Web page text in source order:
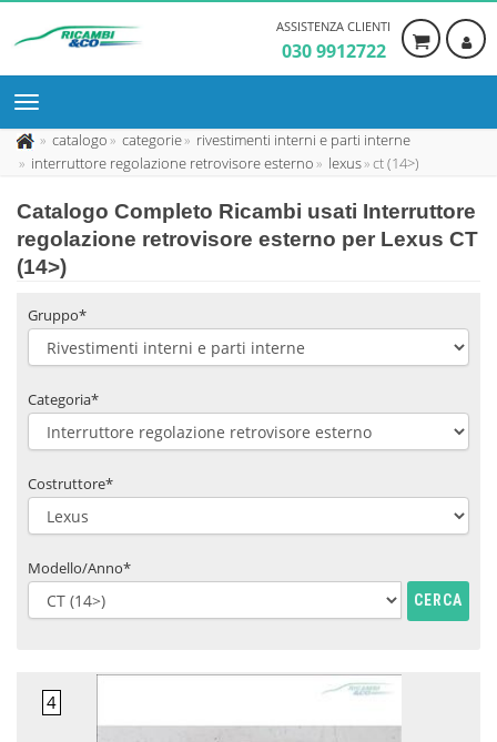
ASSISTENZA CLIENTI
030 9912722
catalogo categorie
rivestimenti interni e parti interne
interruttore regolazione retrovisore esterno
lexus ct (14>)
Catalogo Completo Ricambi usati Interruttore
regolazione retrovisore esterno per Lexus CT
(14>)
Gruppo*
Categoria*
Costruttore*
Modello/Anno*
CERCA